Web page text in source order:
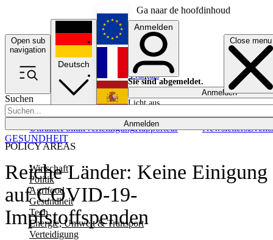
Ga naar de hoofdinhoud
Open sub
navigation
Close menu
Suchen
Anmelden
POLICY AREAS
Wirtschaft
Politik
Agrifood
Gesundheit
Tech
Energie, Umwelt & Transport
Verteidigung
UkrainePolitikVerteidigungRapporteur NewslettersEvents
Deutsch
English
Français
Anmelden
Sie sind abgemeldet.
Anmelden
Licht aus
Reiche Länder: Keine Einigung
auf COVID-19-
Impfstoffspenden
GESUNDHEIT